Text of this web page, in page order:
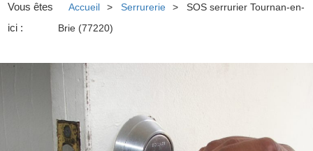
Vous êtes
ici :
Accueil Serrurerie
SOS serrurier Tournan-en-
Brie (77220)